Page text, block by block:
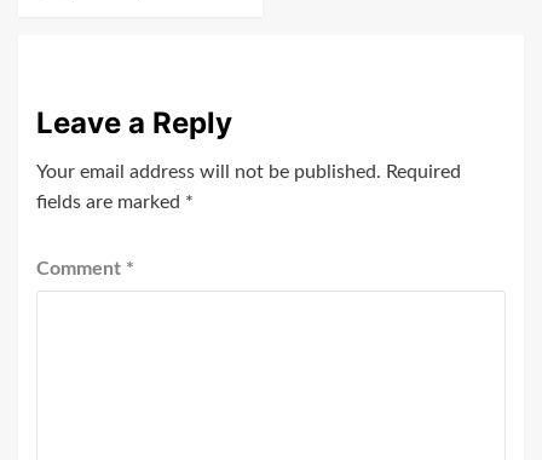
Leave a Reply
Your email address will not be published. Required
fields are marked *
Comment *